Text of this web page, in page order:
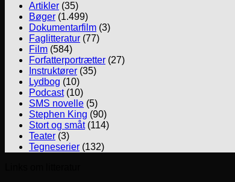
Artikler (35)
Bøger (1.499)
Dokumentarfilm (3)
Faglitteratur (77)
Film (584)
Forfatterportrætter (27)
Instruktører (35)
Lydbog (10)
Podcast(10)
SMS novelle (5)
Stephen King (90)
Stort og småt(114)
Teater (3)
Tegneserier (132)